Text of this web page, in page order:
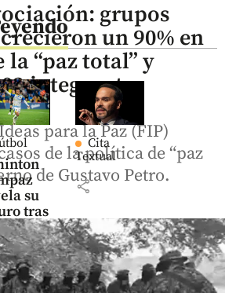
su
tras
en
por la
Cita
Textual
share
grupos
un 90% en
la “paz total” y
integrantes
para la Paz (FIP)
de la política de “paz
de Gustavo Petro.